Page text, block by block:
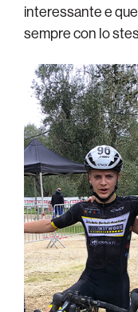
interessante e
sempre con lo